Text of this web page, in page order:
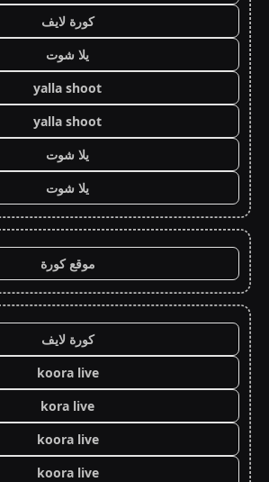
كورة لايف
يلا شوت
yalla shoot
yalla shoot
يلا شوت
يلا شوت
موقع كورة
كورة لايف
koora live
kora live
koora live
koora live